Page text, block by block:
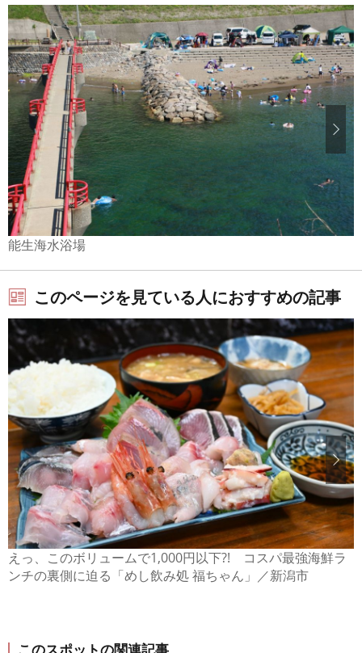
能生海水浴場
このページを見ている人におすすめの記事
えっ、このボリュームで1,000円以下?! コスパ最強海鮮ラ
ンチの裏側に迫る「めし飲み処 福ちゃん」／新潟市